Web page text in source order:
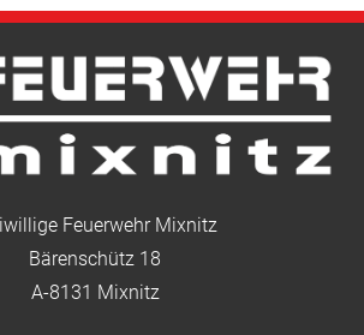
Feuerwehr Mixnitz
Bärenschütz 18
A-8131 Mixnitz